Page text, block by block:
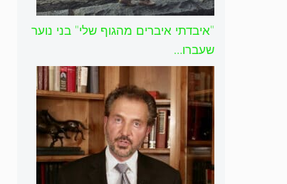
"איבדתי איברים מהגוף שלי" בני נוער
שעברו…